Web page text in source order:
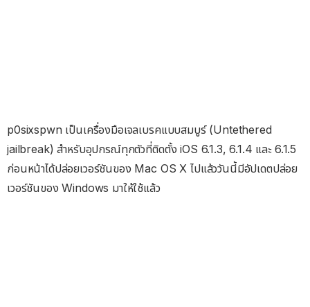
p0sixspwn เป็นเครื่องมือเจลเบรคแบบสมบูร์ (Untethered
jailbreak) สำหรับอุปกรณ์ทุกตัวที่ติดตั้ง iOS 6.1.3, 6.1.4 และ 6.1.5
ก่อนหน้าได้ปล่อยเวอร์ชันของ Mac OS X ไปแล้ววันนี้มีอัปเดตปล่อย
เวอร์ชันของ Windows มาให้ใช้แล้ว